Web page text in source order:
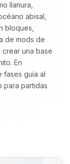
llanura,
abisal,
bloques,
de mods de
crear una base
En
fases guía al
para partidas